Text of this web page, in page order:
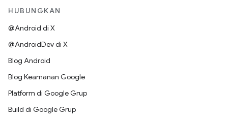
HUBUNGKAN
@Android di X
@AndroidDev di X
Blog Android
Blog Keamanan Google
Platform di Google Grup
Build di Google Grup